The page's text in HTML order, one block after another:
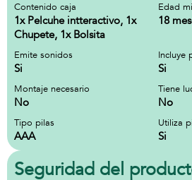
Contenido caja
1x Pelcuhe intteractivo, 1x
Chupete, 1x Bolsita
Edad
18
Emite sonidos
Si
Incluye
Si
Montaje necesario
No
Tiene
No
Tipo pilas
AAA
Utiliza
Si
Seguridad del